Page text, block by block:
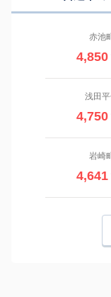
赤池
4,850
浅田
4,750
岩崎
4,641